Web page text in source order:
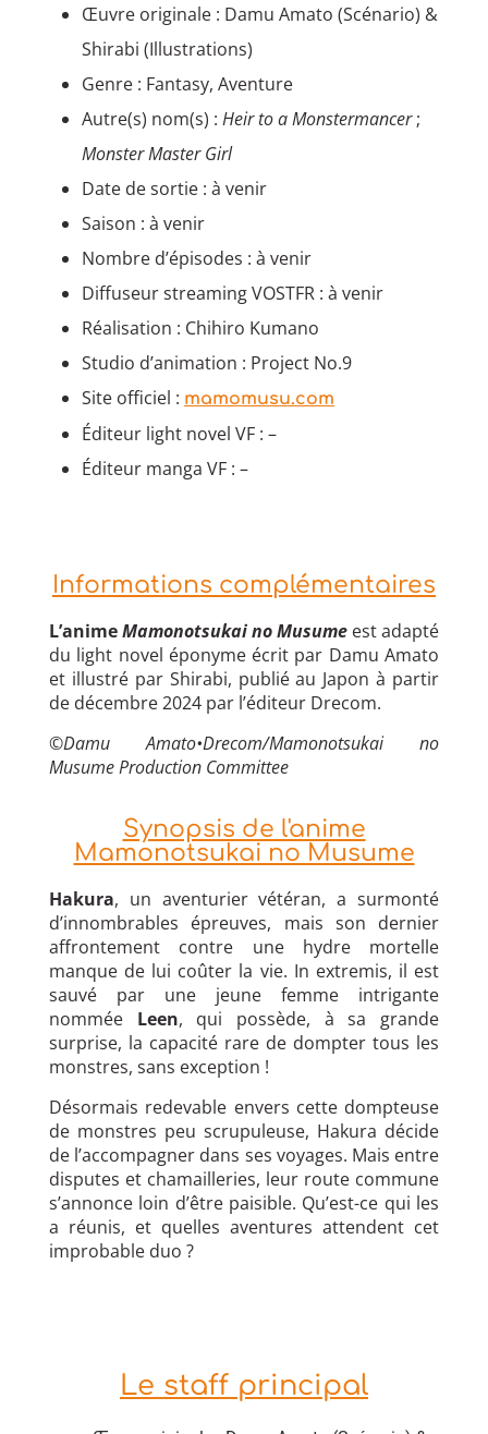
Œuvre originale : Damu Amato (Scénario) &
Shirabi (Illustrations)
Genre : Fantasy, Aventure
Autre(s) nom(s) : Heir to a Monstermancer;
Monster Master Girl
Date de sortie : à venir
Saison : à venir
Nombre d’épisodes : à venir
Diffuseur streaming VOSTFR : à venir
Réalisation : Chihiro Kumano
Studio d’animation : Project No.9
Site officiel : mamomusu.com
Éditeur light novel VF : –
Éditeur manga VF : –
Informations complémentaires
L’animeMamonotsukai no Musume est adapté
du light novel éponyme écrit par Damu Amato
et illustré par Shirabi, publié au Japon à partir
de décembre 2024 par l’éditeur Drecom.
©Damu Amato•Drecom/Mamonotsukai no
Musume Production Committee
Synopsis de l'anime
Mamonotsukai no Musume
Hakura, un aventurier vétéran, a surmonté
d’innombrables épreuves, mais son dernier
affrontement contre une hydre mortelle
manque de lui coûter la vie. In extremis, il est
sauvé par une jeune femme intrigante
nommée Leen, qui possède, à sa grande
surprise, la capacité rare de dompter tous les
monstres, sans exception !
Désormais redevable envers cette dompteuse
de monstres peu scrupuleuse, Hakura décide
de l’accompagner dans ses voyages. Mais entre
disputes et chamailleries, leur route commune
s’annonce loin d’être paisible. Qu’est-ce qui les
a réunis, et quelles aventures attendent cet
improbable duo ?
Le staff principal